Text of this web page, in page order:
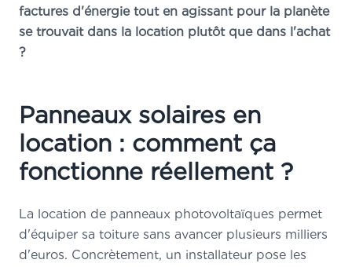
factures d'énergie tout en agissant pour la planète
se trouvait dans la location plutôt que dans l'achat
?
Panneaux solaires en
location : comment ça
fonctionne réellement ?
La location de panneaux photovoltaïques permet
d'équiper sa toiture sans avancer plusieurs milliers
d'euros. Concrètement, un installateur pose les